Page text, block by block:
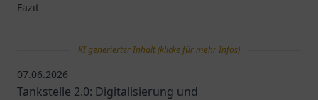
Fazit
KI generierter Inhalt (klicke für mehr Infos)
07.06.2026
Tankstelle 2.0: Digitalisierung und